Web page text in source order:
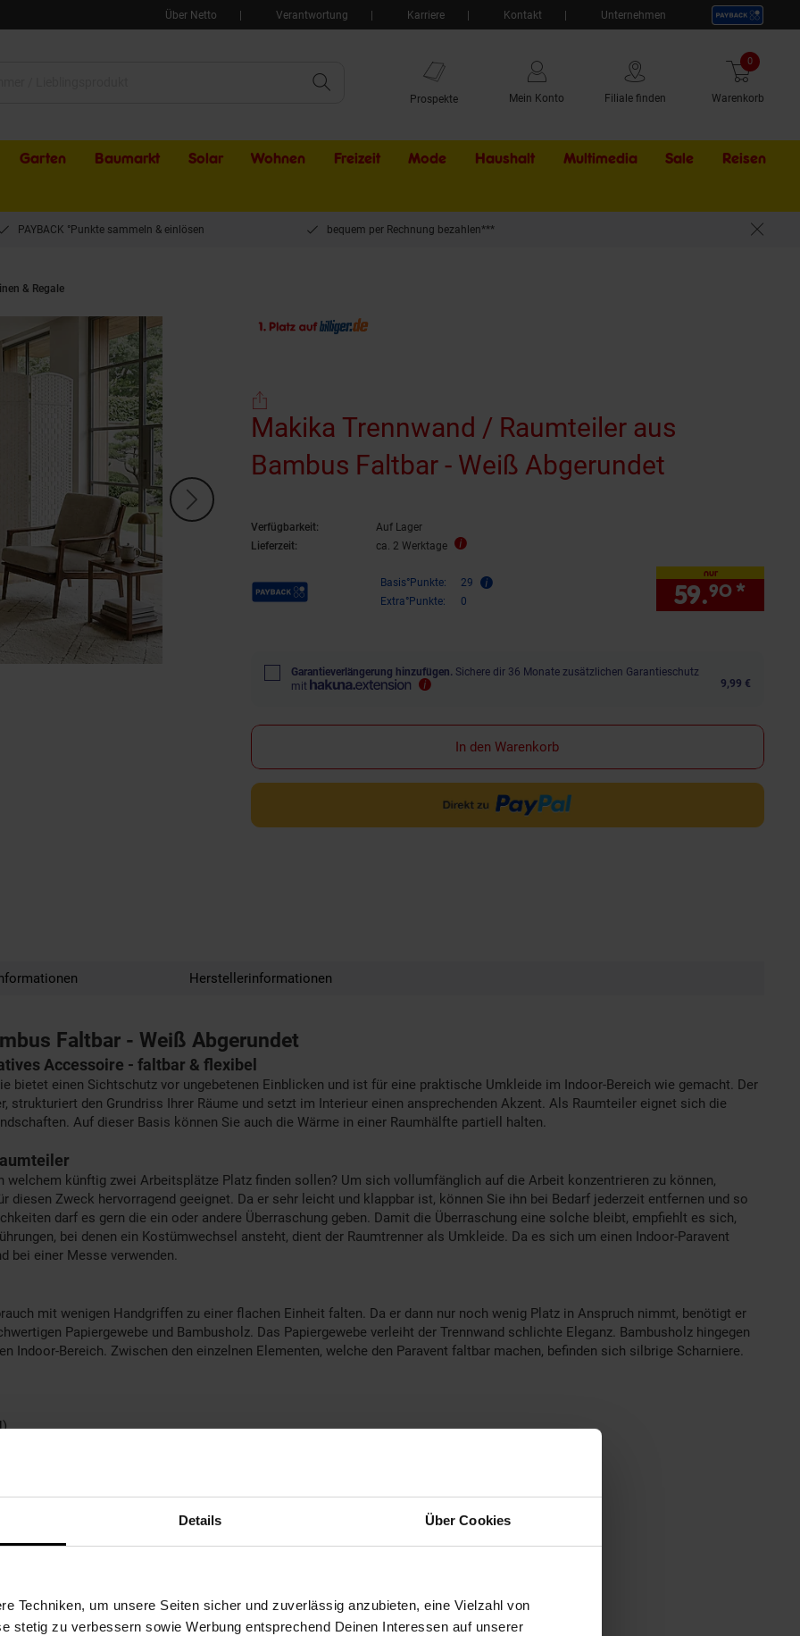
Details Über Cookies
Techniken, um unsere Seiten sicher und zuverlässig anzubieten, eine Vielzahl von
stetig zu verbessern sowie Werbung entsprechend Deinen Interessen auf unserer
Über Netto Verantwortung Karriere Kontakt Unternehmen
Prospekte Mein Konto Filiale finden Warenkorb
0 Artikel
Garten Baumarkt Solar Wohnen Freizeit Mode Haushalt Multimedia Sale Externer
Reisen
PAYBACK °Punkte sammeln & einlösen bequem per Rechnung bezahlen***
& Regale
Makika Trennwand / Raumteiler aus
Bambus Faltbar - Weiß Abgerundet
Verfügbarkeit:
Auf Lager
Lieferzeit:
ca. 2 Werktage
Payback Punkte Basis°Punkte:
29
Extra°Punkte:
0
nur
59.90 *
Garantieverlängerung hinzufügen. Sichere dir 36 Monate zusätzlichen Garantieschutz
mit
9,99 €
In den Warenkorb
Herstellerinformationen
Faltbar - Weiß Abgerundet
Accessoire - faltbar & flexibel
bietet einen Sichtschutz vor ungebetenen Einblicken und ist für eine praktische Umkleide im Indoor-Bereich wie gemacht. Der
den Grundriss Ihrer Räume und setzt im Interieur einen ansprechenden Akzent. Als Raumteiler eignet sich die
Auf dieser Basis können Sie auch die Wärme in einer Raumhälfte partiell halten.
welchem künftig zwei Arbeitsplätze Platz finden sollen? Um sich vollumfänglich auf die Arbeit konzentrieren zu können,
diesen Zweck hervorragend geeignet. Da er sehr leicht und klappbar ist, können Sie ihn bei Bedarf jederzeit entfernen und so
darf es gern die ein oder andere Überraschung geben. Damit die Überraschung eine solche bleibt, empfiehlt es sich,
bei denen ein Kostümwechsel ansteht, dient der Raumtrenner als Umkleide. Da es sich um einen Indoor-Paravent
bei einer Messe verwenden.
mit wenigen Handgriffen zu einer flachen Einheit falten. Da er dann nur noch wenig Platz in Anspruch nimmt, benötigt er
Papiergewebe und Bambusholz. Das Papiergewebe verleiht der Trennwand schlichte Eleganz. Bambusholz hingegen
Bereich. Zwischen den einzelnen Elementen, welche den Paravent faltbar machen, befinden sich silbrige Scharniere.
Elementen